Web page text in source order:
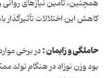
همچنین، تأمین نیازهای روانی
کاهش این اختلالات تأثیرگذار
حاملگی و زایمان :در برخی
بود وزن نوزاد در هنگام تولد